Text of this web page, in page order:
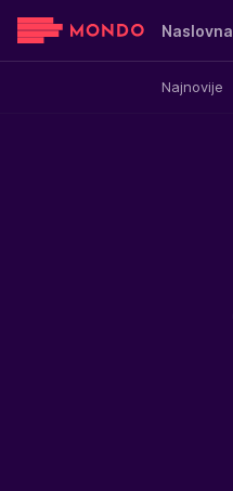
Naslovna
Najnovije
Sensa